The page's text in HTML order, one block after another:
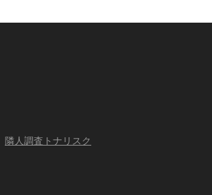
隣人調査トナリスク